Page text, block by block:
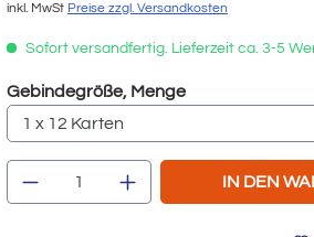
inkl. MwSt Preise zzgl. Versandkosten
Sofort versandfertig. Lieferzeit ca. 3-5
Gebindegröße, Mengeauswählen
Produkt Anzahl: Gib den
IN DEN